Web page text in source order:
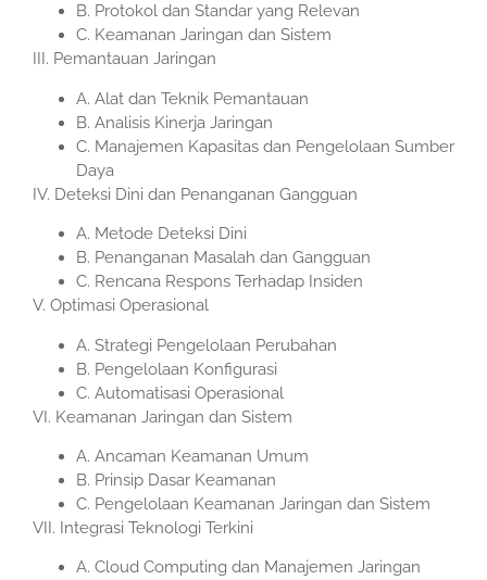
B. Protokol dan Standar yang Relevan
C. Keamanan Jaringan dan Sistem
III. Pemantauan Jaringan
A. Alat dan Teknik Pemantauan
B. Analisis Kinerja Jaringan
C. Manajemen Kapasitas dan Pengelolaan Sumber
Daya
IV. Deteksi Dini dan Penanganan Gangguan
A. Metode Deteksi Dini
B. Penanganan Masalah dan Gangguan
C. Rencana Respons Terhadap Insiden
V. Optimasi Operasional
A. Strategi Pengelolaan Perubahan
B. Pengelolaan Konfigurasi
C. Automatisasi Operasional
VI. Keamanan Jaringan dan Sistem
A. Ancaman Keamanan Umum
B. Prinsip Dasar Keamanan
C. Pengelolaan Keamanan Jaringan dan Sistem
VII. Integrasi Teknologi Terkini
A. Cloud Computing dan Manajemen Jaringan